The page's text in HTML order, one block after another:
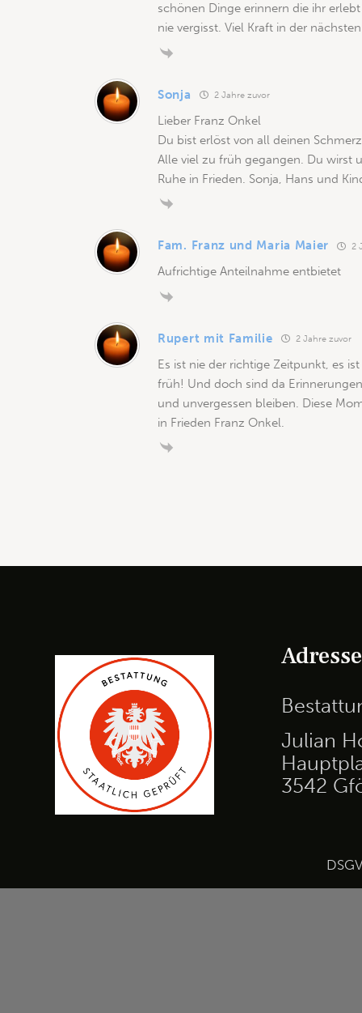
schönen Dinge erinnern die ihr
nie vergisst. Viel Kraft in der
Sonja 2 Jahre zuvor
Lieber Franz Onkel
Du bist erlöst von all deinen
Alle viel zu früh gegangen. Du wirst
Ruhe in Frieden. Sonja, Hans und
Fam. Franz und Maria Maier 2
Aufrichtige Anteilnahme entbietet
Rupert mit Familie 2 Jahre zuvor
Es ist nie der richtige Zeitpunkt, es
früh! Und doch sind da
und unvergessen bleiben. Diese
in Frieden Franz Onkel.
Adresse
Julian
3542